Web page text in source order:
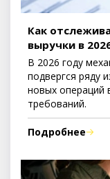
Как
выручки в
В 2026 году
подвергся ряду
новых операций
требований.
Подробнее